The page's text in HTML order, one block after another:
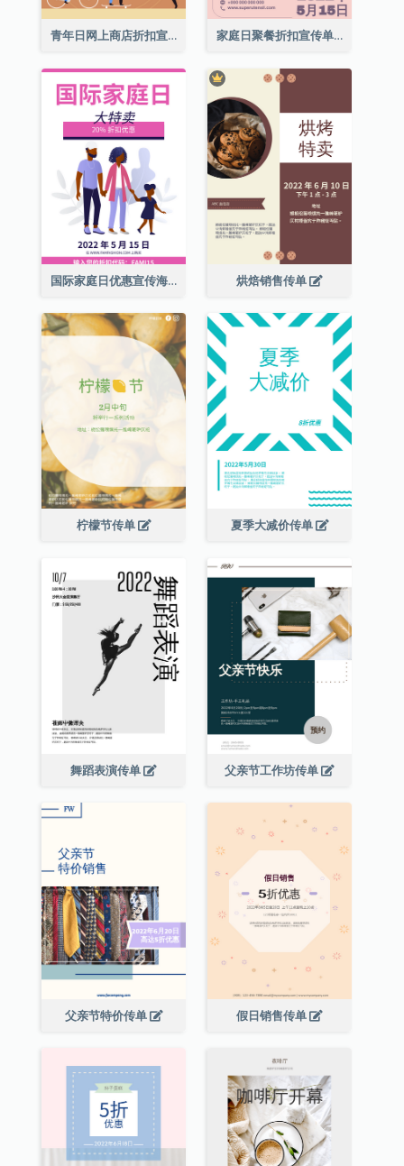
青年日网上商店折扣宣传单张 家庭日聚餐折扣宣传单张
国际家庭日优惠宣传海报 烘焙销售传单
柠檬节传单 夏季大减价传单
舞蹈表演传单 父亲节工作坊传单
父亲节特价传单 假日销售传单